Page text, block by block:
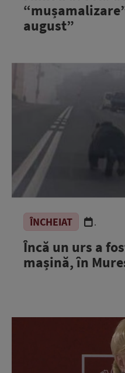
august”
ÎNCHEIAT .
Încă un urs a
mașină, în